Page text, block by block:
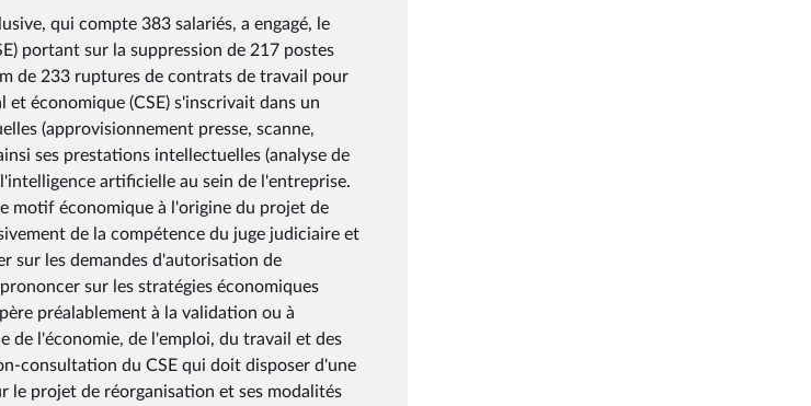
qui compte 383 salariés, a engagé, le
portant sur la suppression de 217 postes
de 233 ruptures de contrats de travail pour
économique (CSE) s'inscrivait dans un
(approvisionnement presse, scanne,
ses prestations intellectuelles (analyse de
artificielle au sein de l'entreprise.
motif économique à l'origine du projet de
de la compétence du juge judiciaire et
sur les demandes d'autorisation de
sur les stratégies économiques
préalablement à la validation ou à
de l'économie, de l'emploi, du travail et des
consultation du CSE qui doit disposer d'une
le projet de réorganisation et ses modalités